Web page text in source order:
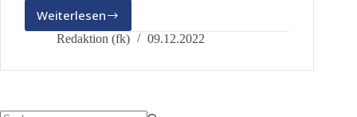
WeiterlesenFriedenskundgebung
in
Redaktion (fk) 09.12.2022